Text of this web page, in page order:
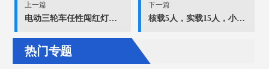
上一篇
电动三轮车任性闯红灯，车损人伤还担责！
下一篇
核载5人，实载15人，小客车严重超员被查
热门专题